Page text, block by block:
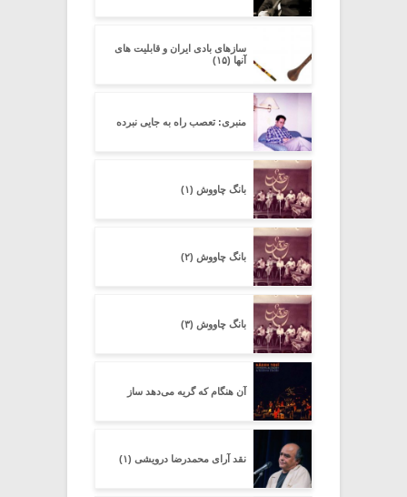
سازهای بادی ایران و قابلیت های
آنها (۱۵)
منبری: تعصب راه به جایی نبرده
بانگ چاووش (۱)
بانگ چاووش (۲)
بانگ چاووش (۳)
آن هنگام که گریه می‌دهد ساز
نقد آرای محمدرضا درویشی (۱)